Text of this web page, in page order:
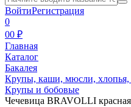
ВойтиРегистрация
0
00 ₽
Главная
Каталог
Бакалея
Крупы, каши, мюсли, хлопья,
Крупы и бобовые
Чечевица BRAVOLLI